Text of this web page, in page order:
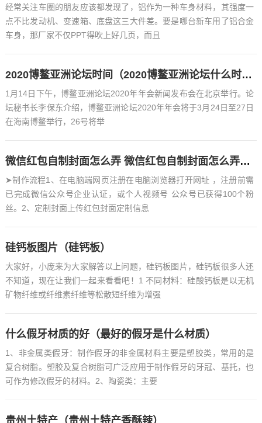
经常关注车圈的朋友应该都发现了，铝作为一种车身材料，其强度一
点不比发动机、变速箱、底盘这三大件差。要是哪台新车用了铝合金
车身，那厂家不仅PPT得吹上好几页，而且
2020博鳌亚洲论坛时间（2020博鳌亚洲论坛什么时间在什么地点召开）
1月14日下午，博鳌亚洲论坛2020年年会新闻发布会在北京举行。论
坛秘书长李保东介绍，博鳌亚洲论坛2020年年会将于3月24日至27日
在海南博鳌举行，26号将举
微信红包自制封面怎么弄 微信红包自制封面怎么弄出来
➤制作流程1、在电脑端网页注册在电脑浏览器打开网址 ，注册前需
已完成微信公众号企业认证，或个人视频号 公众号已获得100个粉
丝。2、定制封面上传红包封面定制信息
硅钙板图片（硅钙板）
大家好，小庞来为大家解答以上问题，硅钙板图片，硅钙板很多人还
不知道，现在让我们一起来看看吧！1 不同材料：硅酸钙板是以无机
矿物纤维或纤维素纤维等松散短纤维为增强
什么假牙材质的好（最好的假牙是什么材质）
1、非金属类假牙：制作假牙的非金属材料主要是塑胶类，常用的是
复合树脂。塑胶及复合树脂可广泛应用于制作假牙的牙冠、基托，也
可作为修改假牙的材料。2、陶瓷类：主要
贵州土特产（贵州土特产香酥辣）